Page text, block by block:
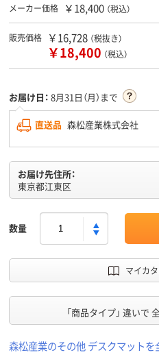
メーカー価格 ￥18,400 （税込）
販売価格 ￥16,728 （税抜き）
￥18,400 （税込）
お届け日： 8月31日（月）まで
直送品 森松産業株式会社
お届け先住所：
東京都江東区
数量
マイカ
「商品タイプ」 違いで
森松産業のその他 デスクマットを